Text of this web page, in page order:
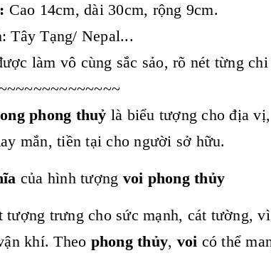
Cao 14cm, dài 30cm, rộng 9cm.
Tây Tạng/ Nepal...
làm vô cùng sắc sảo, rõ nét từng
phong thuỷ là biểu tượng cho địa
mắn, tiền tại cho người sở hữu.
của hình tượng voi phong thủy
trưng cho sức mạnh, cát tường,
khí. Theo phong thủy, voi có thể